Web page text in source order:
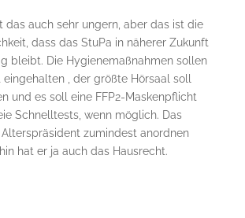
das auch sehr ungern, aber das ist die
dass das StuPa in näherer Zukunft
bleibt. Die Hygienemaßnahmen sollen
, der größte Hörsaal soll
und es soll eine FFP2-Maskenpflicht
Schnelltests, wenn möglich. Das
zumindest anordnen
hat er ja auch das Hausrecht.